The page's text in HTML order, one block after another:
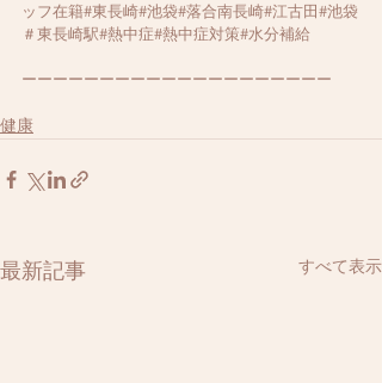
ッフ在籍#東長崎#池袋#落合南長崎#江古田#池袋
＃東長崎駅#熱中症#熱中症対策#水分補給
ーーーーーーーーーーーーーーーーーーーー
健康
最新記事 すべて表示